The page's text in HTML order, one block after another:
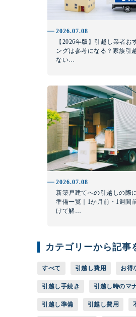
2026.07.08
【2026年版】引越し業者お
ングは参考になる？家族引
ない…
2026.07.08
新築戸建てへの引越しの際
準備一覧｜1か月前・1週間
けて解…
カテゴリーから記事
すべて 引越し費用 お得
引越し手続き 引越し時のマ
引越し準備 引越し費用